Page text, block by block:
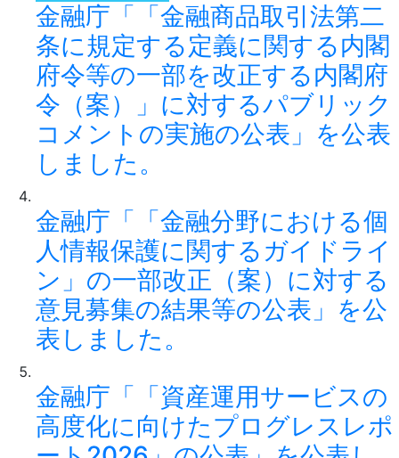
金融庁「「金融商品取引法第二
条に規定する定義に関する内閣
府令等の一部を改正する内閣府
令（案）」に対するパブリック
コメントの実施の公表」を公表
しました。
金融庁「「金融分野における個
人情報保護に関するガイドライ
ン」の一部改正（案）に対する
意見募集の結果等の公表」を公
表しました。
金融庁「「資産運用サービスの
高度化に向けたプログレスレポ